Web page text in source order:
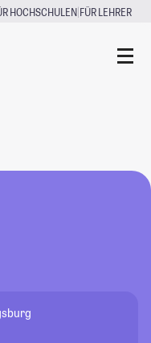
HOCHSCHULEN|FÜR LEHRER